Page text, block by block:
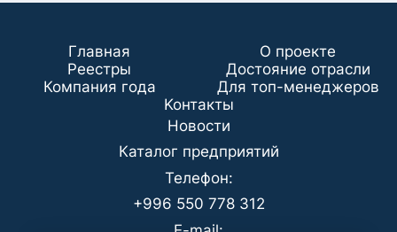
Главная
О проекте
Реестры
Достояние отрасли
Компания года
Для топ-менеджеров
Koнтaкты
Новости
Каталог предприятий
Телефон:
+996 550 778 312